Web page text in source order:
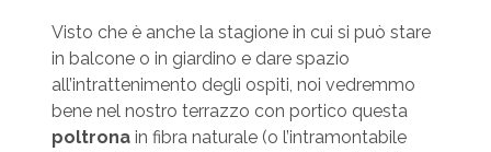
Visto che è anche la stagione in cui si può stare
in balcone o in giardino e dare spazio
all’intrattenimento degli ospiti, noi vedremmo
bene nel nostro terrazzo con portico questa
poltronain fibra naturale (o l’intramontabile